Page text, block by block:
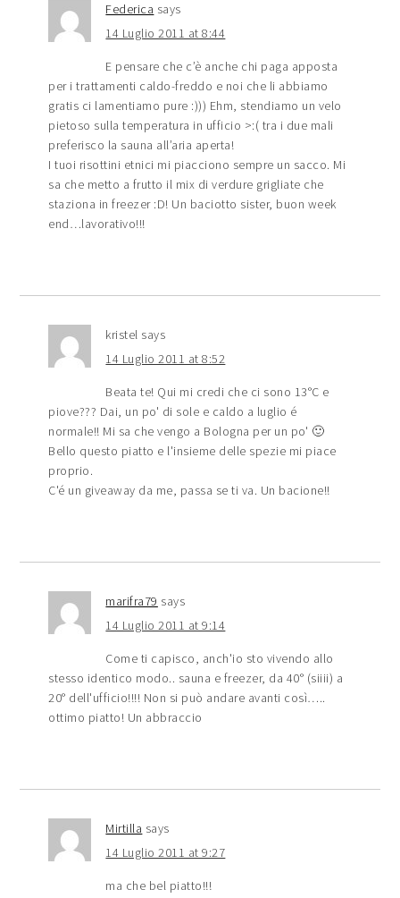
Federica says
14 Luglio 2011 at 8:44
E pensare che c’è anche chi paga apposta
per i trattamenti caldo-freddo e noi che li abbiamo
gratis ci lamentiamo pure :))) Ehm, stendiamo un velo
pietoso sulla temperatura in ufficio >:( tra i due mali
preferisco la sauna all’aria aperta!
I tuoi risottini etnici mi piacciono sempre un sacco. Mi
sa che metto a frutto il mix di verdure grigliate che
staziona in freezer :D! Un baciotto sister, buon week
end…lavorativo!!!
kristel says
14 Luglio 2011 at 8:52
Beata te! Qui mi credi che ci sono 13°C e
piove??? Dai, un po' di sole e caldo a luglio é
normale!! Mi sa che vengo a Bologna per un po' 🙂
Bello questo piatto e l'insieme delle spezie mi piace
proprio.
C'é un giveaway da me, passa se ti va. Un bacione!!
marifra79 says
14 Luglio 2011 at 9:14
Come ti capisco, anch'io sto vivendo allo
stesso identico modo.. sauna e freezer, da 40° (siiii) a
20° dell'ufficio!!!! Non si può andare avanti così…..
ottimo piatto! Un abbraccio
Mirtilla says
14 Luglio 2011 at 9:27
ma che bel piatto!!!